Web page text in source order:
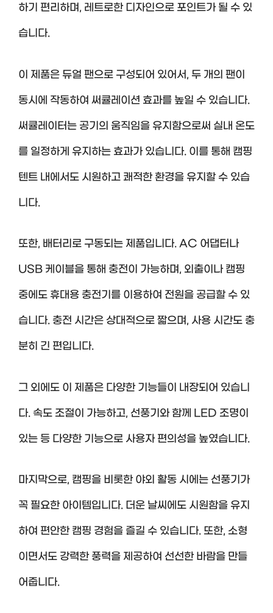
하기 편리하며, 레트로한 디자인으로 포인트가 될 수 있
습니다.
이 제품은 듀얼 팬으로 구성되어 있어서, 두 개의 팬이
동시에 작동하여 써큘레이션 효과를 높일 수 있습니다.
써큘레이터는 공기의 움직임을 유지함으로써 실내 온도
를 일정하게 유지하는 효과가 있습니다. 이를 통해 캠핑
텐트 내에서도 시원하고 쾌적한 환경을 유지할 수 있습
니다.
또한, 배터리로 구동되는 제품입니다. AC 어댑터나
USB 케이블을 통해 충전이 가능하며, 외출이나 캠핑
중에도 휴대용 충전기를 이용하여 전원을 공급할 수 있
습니다. 충전 시간은 상대적으로 짧으며, 사용 시간도 충
분히 긴 편입니다.
그 외에도 이 제품은 다양한 기능들이 내장되어 있습니
다. 속도 조절이 가능하고, 선풍기와 함께 LED 조명이
있는 등 다양한 기능으로 사용자 편의성을 높였습니다.
마지막으로, 캠핑을 비롯한 야외 활동 시에는 선풍기가
꼭 필요한 아이템입니다. 더운 날씨에도 시원함을 유지
하여 편안한 캠핑 경험을 즐길 수 있습니다. 또한, 소형
이면서도 강력한 풍력을 제공하여 선선한 바람을 만들
어줍니다.